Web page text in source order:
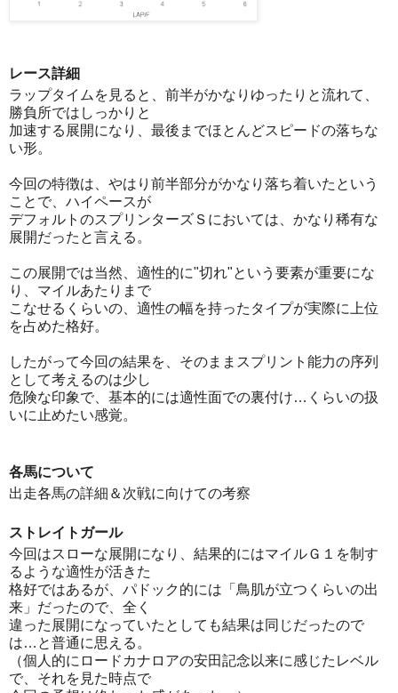
レース詳細
ラップタイムを見ると、前半がかなりゆったりと流れて、
勝負所ではしっかりと
加速する展開になり、最後までほとんどスピードの落ちな
い形。
今回の特徴は、やはり前半部分がかなり落ち着いたという
ことで、ハイペースが
デフォルトのスプリンターズＳにおいては、かなり稀有な
展開だったと言える。
この展開では当然、適性的に"切れ"という要素が重要にな
り、マイルあたりまで
こなせるくらいの、適性の幅を持ったタイプが実際に上位
を占めた格好。
したがって今回の結果を、そのままスプリント能力の序列
として考えるのは少し
危険な印象で、基本的には適性面での裏付け…くらいの扱
いに止めたい感覚。
各馬について
出走各馬の詳細＆次戦に向けての考察
ストレイトガール
今回はスローな展開になり、結果的にはマイルＧ１を制す
るような適性が活きた
格好ではあるが、パドック的には「鳥肌が立つくらいの出
来」だったので、全く
違った展開になっていたとしても結果は同じだったので
は…と普通に思える。
（個人的にロードカナロアの安田記念以来に感じたレベル
で、それを見た時点で